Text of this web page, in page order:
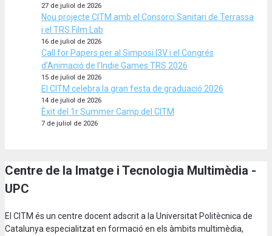
27 de juliol de 2026
Nou projecte CITM amb el Consorci Sanitari de Terrassa
i el TRS Film Lab
16 de juliol de 2026
Call for Papers per al Simposi I3V i el Congrés
d’Animació de l’Indie Games TRS 2026
15 de juliol de 2026
El CITM celebra la gran festa de graduació 2026
14 de juliol de 2026
Èxit del 1r Summer Camp del CITM
7 de juliol de 2026
Centre de la Imatge i Tecnologia Multimèdia -
UPC
El CITM és un centre docent adscrit a la Universitat Politècnica de
Catalunya especialitzat en formació en els àmbits multimèdia,